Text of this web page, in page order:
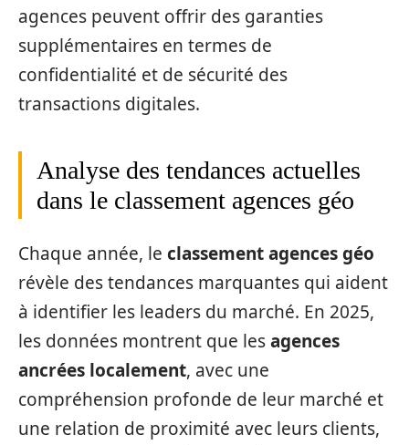
agences peuvent offrir des garanties
supplémentaires en termes de
confidentialité et de sécurité des
transactions digitales.
Analyse des tendances actuelles
dans le classement agences géo
Chaque année, le classement agences géo
révèle des tendances marquantes qui aident
à identifier les leaders du marché. En 2025,
les données montrent que lesagences
ancrées localement, avec une
compréhension profonde de leur marché et
une relation de proximité avec leurs clients,